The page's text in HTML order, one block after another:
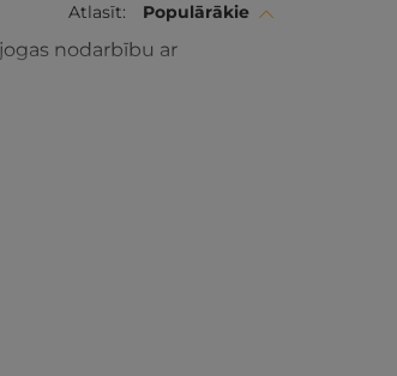
Atlasīt: Populārākie
nodarbību ar